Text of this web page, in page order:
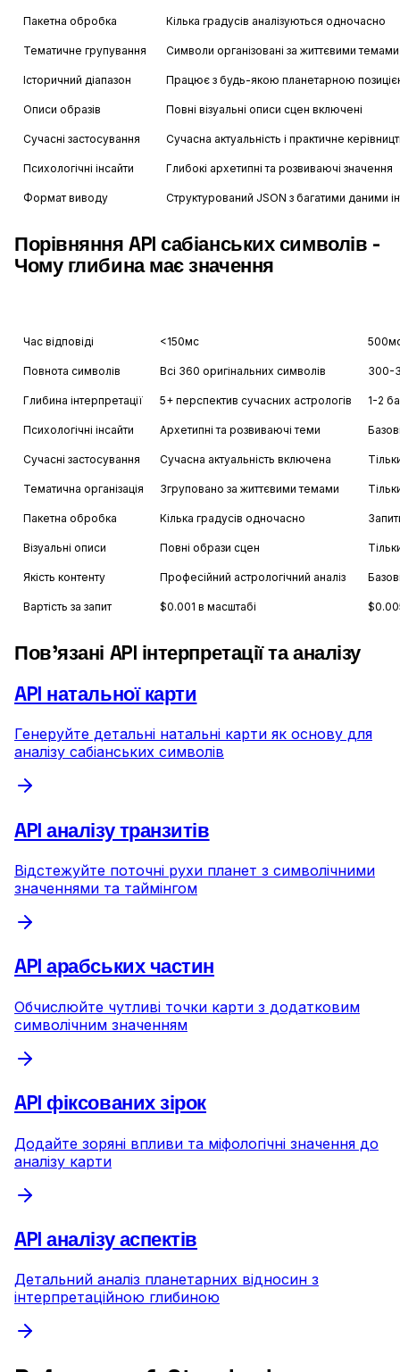
Пакетна обробка Кілька градусів аналізуються одночасно
Тематичне групування Символи організовані за життєвими
Історичний діапазон Працює з будь-якою планетарною
Описи образів Повні візуальні описи сцен включені
Сучасні застосування Сучасна актуальність і практичне
Психологічні інсайти Глибокі архетипні та розвиваючі значення
Формат виводу Структурований JSON з багатими даними
Порівняння API сабіанських символів -
Чому глибина має значення
Час відповіді <150мс
Повнота символів Всі 360 оригінальних символів 300-
Глибина інтерпретації 5+ перспектив сучасних астрологів 1-2
Психологічні інсайти Архетипні та розвиваючі теми
Сучасні застосування Сучасна актуальність включена
Тематична організація Згруповано за життєвими темами
Пакетна обробка Кілька градусів одночасно
Візуальні описи Повні образи сцен
Якість контенту Професійний астрологічний аналіз
Вартість за запит $0.001 в масштабі
Пов'язані API інтерпретації та аналізу
API натальної карти
Генеруйте детальні натальні карти як основу для
аналізу сабіанських символів
API аналізу транзитів
Відстежуйте поточні рухи планет з символічними
значеннями та таймінгом
API арабських частин
Обчислюйте чутливі точки карти з додатковим
символічним значенням
API фіксованих зірок
Додайте зоряні впливи та міфологічні значення до
аналізу карти
API аналізу аспектів
Детальний аналіз планетарних відносин з
інтерпретаційною глибиною